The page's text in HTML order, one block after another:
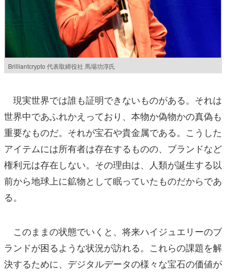
Brilliantcrypto 代表取締役社 馬場功淳氏
現実世界では誰も証明できないものがある。それは
世界中であふれかえっており、本物か偽物かの真偽も
重要なものだ。それが宝石や貴金属である。こうした
アイテムには所有者は存在するものの、ブランドなど
権利元は存在しない。その理由は、人類が誕生する以
前から地球上に鉱物として眠っていたものだからであ
る。
このままの状態でいくと、将来ハイジュエリーのブ
ランドが困るような状況が訪れる。これらの課題を解
決するために、デジタルデータの様々な宝石の価値が